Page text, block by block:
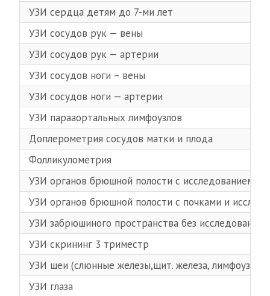
УЗИ сердца детям до 7-ми лет
УЗИ сосудов рук — вены
УЗИ сосудов рук — артерии
УЗИ сосудов ноги – вены
УЗИ сосудов ноги — артерии
УЗИ парааортальных лимфоузлов
Доплерометрия сосудов матки и плода
Фолликулометрия
УЗИ органов брюшной полости с исследованием
УЗИ органов брюшной полости с почками и
УЗИ забрюшиного пространства без
УЗИ скрининг 3 триместр
УЗИ шеи (слюнные железы,щит. железа, лимфоузлы
УЗИ глаза